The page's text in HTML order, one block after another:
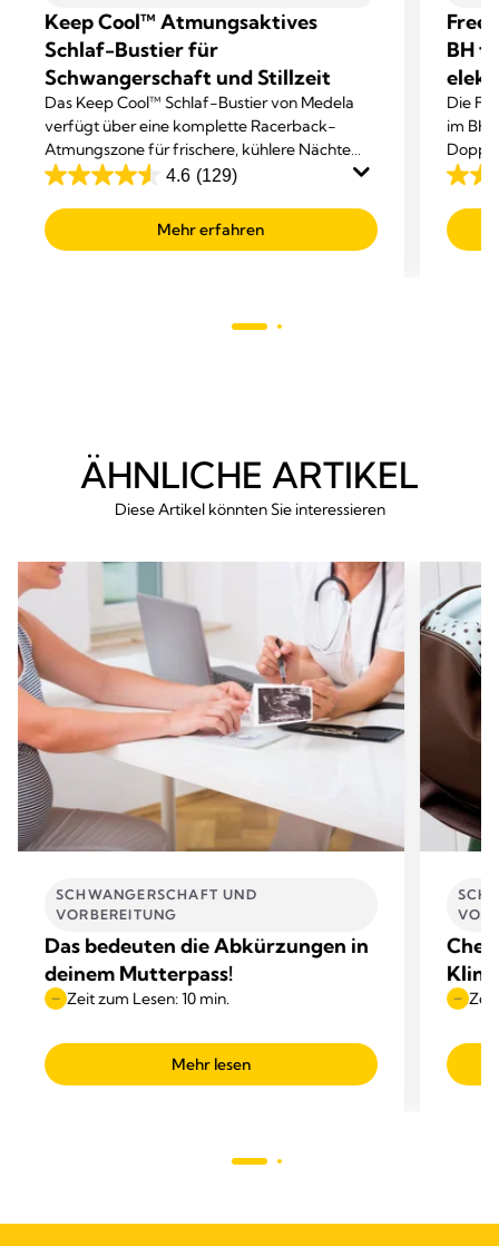
Keep Cool™ Atmungsaktives
Schlaf-Bustier für
Schwangerschaft und Stillzeit
Das Keep Cool™ Schlaf-Bustier von Medela
verfügt über eine komplette Racerback-
Atmungszone für frischere, kühlere Nächte
und einen komfortablen, erholsamen Schlaf.
4.6 (129)
4.6
out
of
Mehr erfahren
BH
Die
im BH
4.1
out
of
ÄHNLICHE ARTIKEL
Diese Artikel könnten Sie interessieren
SCHWANGERSCHAFT UND
VORBEREITUNG
Das bedeuten die Abkürzungen in
deinem Mutterpass!
Zeit zum Lesen: 10 min.
Mehr lesen
Zeit